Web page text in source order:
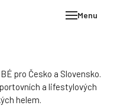
Menu
pro Česko a Slovensko.
a lifestylových
helem.